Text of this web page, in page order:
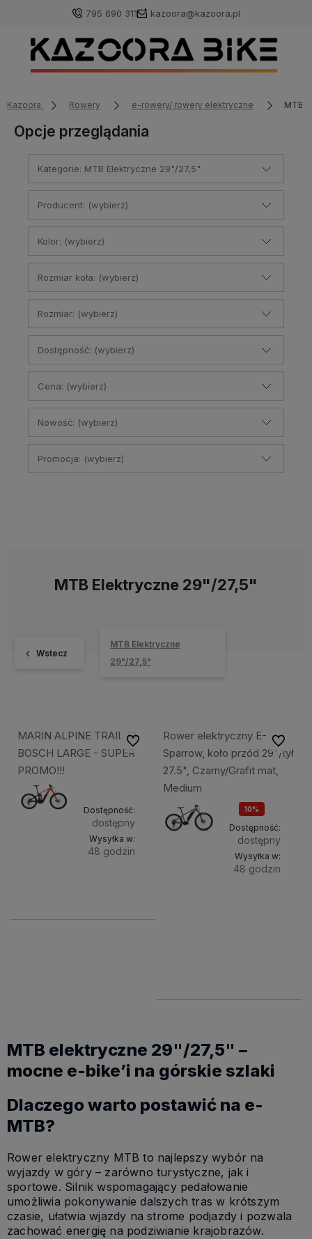
795 690 311 kazoora@kazoora.pl
Kazoora Rowery e-rowery/ rowery elektryczne MTB
Opcje przeglądania
Kategorie: MTB Elektryczne 29"/27,5"
Producent: (wybierz)
Kolor: (wybierz)
Rozmiar koła: (wybierz)
Rozmiar: (wybierz)
Dostępność: (wybierz)
Cena: (wybierz)
Nowość: (wybierz)
Promocja: (wybierz)
MTB Elektryczne 29"/27,5"
Wstecz
MTB Elektryczne
29"/27,5"
MARIN ALPINE TRAIL E1
BOSCH LARGE - SUPER
PROMO!!!
Dostępność:
dostępny
Wysyłka w:
48 godzin
Do ulubionychRower elektryczny E-
Sparrow, koło przód 29"/tył
27.5", Czarny/Grafit mat,
Medium
10%
OKAZJA
Dostępność:
dostępny
Wysyłka w:
48 godzin
Do
MTB elektryczne 29"/27,5" –
mocne e-bike’i na górskie szlaki
Dlaczego warto postawić na e-
MTB?
Rower elektryczny MTB to najlepszy wybór na
wyjazdy w góry – zarówno turystyczne, jak i
sportowe. Silnik wspomagający pedałowanie
umożliwia pokonywanie dalszych tras w krótszym
czasie, ułatwia wjazdy na strome podjazdy i pozwala
zachować energię na podziwianie krajobrazów.